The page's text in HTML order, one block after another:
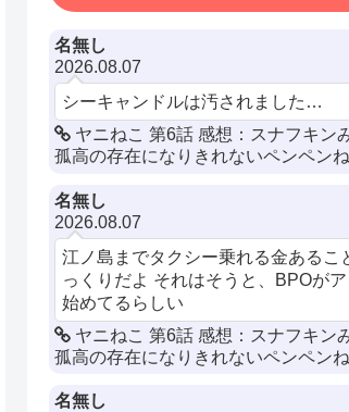
名無し
2026.08.07
シーキャンドルは汚されました…
ヤニねこ 第6話 感想：スナフキン
孤高の存在になりきれないペンペンね
名無し
2026.08.07
江ノ島までタクシー乗れる金あるこ
っくりだよ それはそうと、BPOが
始めてるらしい
ヤニねこ 第6話 感想：スナフキン
孤高の存在になりきれないペンペンね
名無し